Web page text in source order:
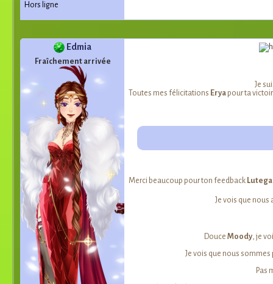
Hors ligne
Edmia
Fraîchement arrivée
Je
Toutes mes félicitations Eryapour ta
Merci beaucoup pour ton feedback
Je vois que
Douce Moody, je
Je vois que nous
Pas